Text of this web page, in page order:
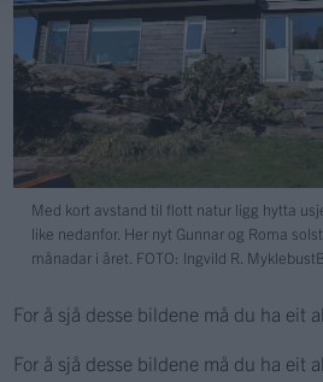
Med kort avstand til flott natur ligg hytta
like nedanfor. Her nyt Gunnar og Roma
månadar i året. FOTO: Ingvild R. Myklebust
For å sjå desse bildene må du ha eit
For å sjå desse bildene må du ha eit